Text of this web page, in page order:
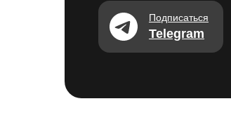
Подписаться
Telegram